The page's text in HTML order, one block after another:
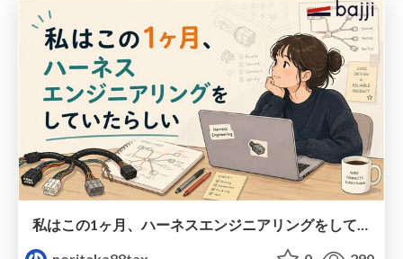
私はこの1ヶ月、ハーネスエンジニアリングをしていたらしい（株式会社bajjiファウンダー）